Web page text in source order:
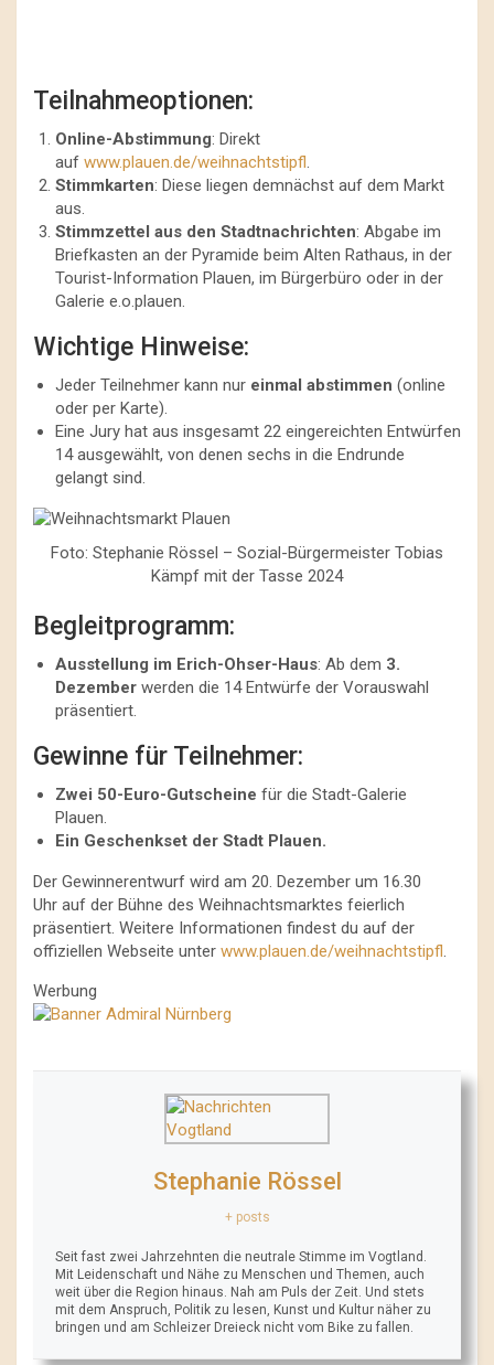
Teilnahmeoptionen:
Online-Abstimmung: Direkt
auf www.plauen.de/weihnachtstipfl.
Stimmkarten: Diese liegen demnächst auf dem Markt
aus.
Stimmzettel aus den Stadtnachrichten: Abgabe im
Briefkasten an der Pyramide beim Alten Rathaus, in der
Tourist-Information Plauen, im Bürgerbüro oder in der
Galerie e.o.plauen.
Wichtige Hinweise:
Jeder Teilnehmer kann nur einmal abstimmen (online
oder per Karte).
Eine Jury hat aus insgesamt 22 eingereichten Entwürfen
14 ausgewählt, von denen sechs in die Endrunde
gelangt sind.
Foto: Stephanie Rössel – Sozial-Bürgermeister Tobias
Kämpf mit der Tasse 2024
Begleitprogramm:
Ausstellung im Erich-Ohser-Haus: Ab dem 3.
Dezember werden die 14 Entwürfe der Vorauswahl
präsentiert.
Gewinne für Teilnehmer:
Zwei 50-Euro-Gutscheine für die Stadt-Galerie
Plauen.
Ein Geschenkset der Stadt Plauen.
Der Gewinnerentwurf wird am 20. Dezember um 16.30
Uhr auf der Bühne des Weihnachtsmarktes feierlich
präsentiert. Weitere Informationen findest du auf der
offiziellen Webseite unter www.plauen.de/weihnachtstipfl.
Werbung
Stephanie Rössel
+ posts
Seit fast zwei Jahrzehnten die neutrale Stimme im Vogtland.
Mit Leidenschaft und Nähe zu Menschen und Themen, auch
weit über die Region hinaus. Nah am Puls der Zeit. Und stets
mit dem Anspruch, Politik zu lesen, Kunst und Kultur näher zu
bringen und am Schleizer Dreieck nicht vom Bike zu fallen.